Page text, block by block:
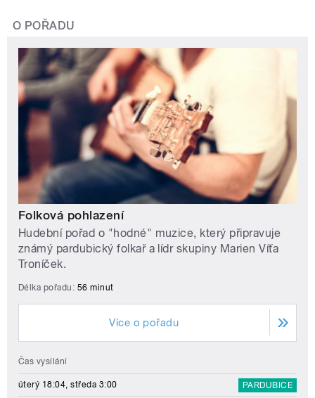
O POŘADU
Folková pohlazení
Hudební pořad o "hodné" muzice, který připravuje
známý pardubický folkař a lídr skupiny Marien Víťa
Troníček.
Délka pořadu: 56 minut
Více o pořadu
Čas vysílání
úterý 18:04, středa 3:00 PARDUBICE